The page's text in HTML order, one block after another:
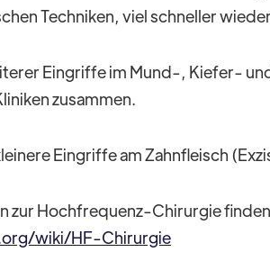
Techniken, viel schneller
Eingriffe im Mund-, Kiefer-
zusammen.
Eingriffe am Zahnfleisch
zur Hochfrequenz-Chirurgie finden
wiki/HF-Chirurgie